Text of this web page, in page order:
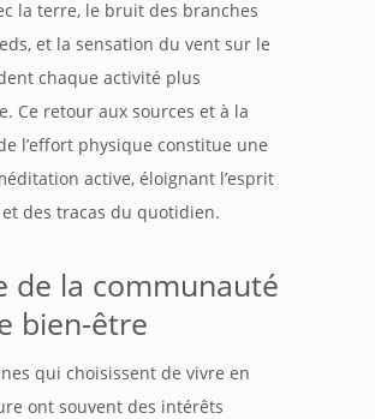
la terre, le bruit des branches
et la sensation du vent sur le
chaque activité plus
Ce retour aux sources et à la
l’effort physique constitue une
active, éloignant l’esprit
des tracas du quotidien.
de la communauté
bien-être
qui choisissent de vivre en
ont souvent des intérêts